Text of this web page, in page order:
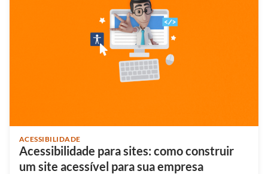
ACESSIBILIDADE
Acessibilidade para sites: como construir
um site acessível para sua empresa